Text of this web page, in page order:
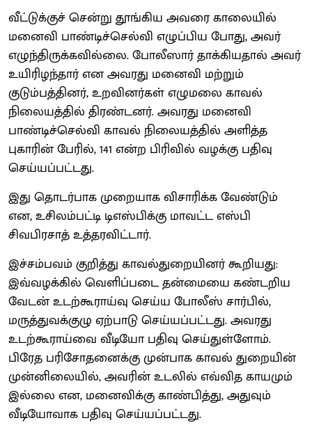
வீட்டுக்குச் சென்று தூங்கிய அவரை காலையில்
மனைவி பாண்டிச்செல்வி எழுப்பிய போது, அவர்
எழுந்திருக்கவில்லை. போலீஸார் தாக்கியதால் அவர்
உயிரிழந்தார் என அவரது மனைவி மற்றும்
குடும்பத்தினர், உறவினர்கள் எழுமலை காவல்
நிலையத்தில் திரண்டனர். அவரது மனைவி
பாண்டிச்செல்வி காவல் நிலையத்தில் அளித்த
புகாரின் பேரில், 141 என்ற பிரிவில் வழக்கு பதிவு
செய்யப்பட்டது.
இது தொடர்பாக முறையாக விசாரிக்க வேண்டும்
என, உசிலம்பட்டி டிஎஸ்பிக்கு மாவட்ட எஸ்பி
சிவபிரசாத் உத்தரவிட்டார்.
இச்சம்பவம் குறித்து காவல்துறையினர் கூறியது:
இவ்வழக்கில் வெளிப்படை தன்மையை கண்டறிய
வேடன் உடற்கூராய்வு செய்ய போலீஸ் சார்பில்,
மருத்துவக்குழு ஏற்பாடு செய்யப்பட்டது. அவரது
உடற்கூராய்வை வீடியோ பதிவு செய்துள்ளோம்.
பிரேத பரிசோதனைக்கு முன்பாக காவல் துறையின்
முன்னிலையில், அவரின் உடலில் எவ்வித காயமும்
இல்லை என, மனைவிக்கு காண்பித்து, அதுவும்
வீடியோவாக பதிவு செய்யப்பட்டது.